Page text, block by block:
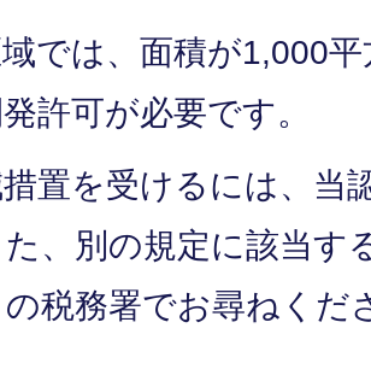
では、面積が1,000
許可が必要です。
置を受けるには、当
た、別の規定に該当す
税務署でお尋ねくだ